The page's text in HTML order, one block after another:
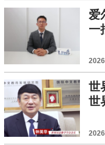
爱
一
世
世